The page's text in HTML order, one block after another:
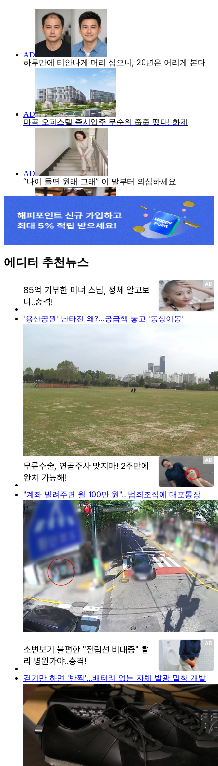
에디터 추천뉴스
'용산공원' 난타전 왜?…공급책 놓고 '동상이몽'
"계좌 빌려주면 월 100만 원"…범죄조직에 대포통장
걷기만 하면 '반짝'…배터리 없는 자체 발광 밑창 개발